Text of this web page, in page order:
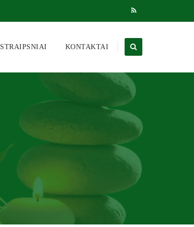
STRAIPSNIAI KONTAKTAI